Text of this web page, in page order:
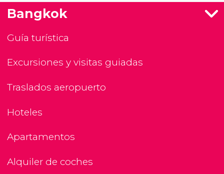
Bangkok
Guía turística
Excursiones y visitas guiadas
Traslados aeropuerto
Hoteles
Apartamentos
Alquiler de coches